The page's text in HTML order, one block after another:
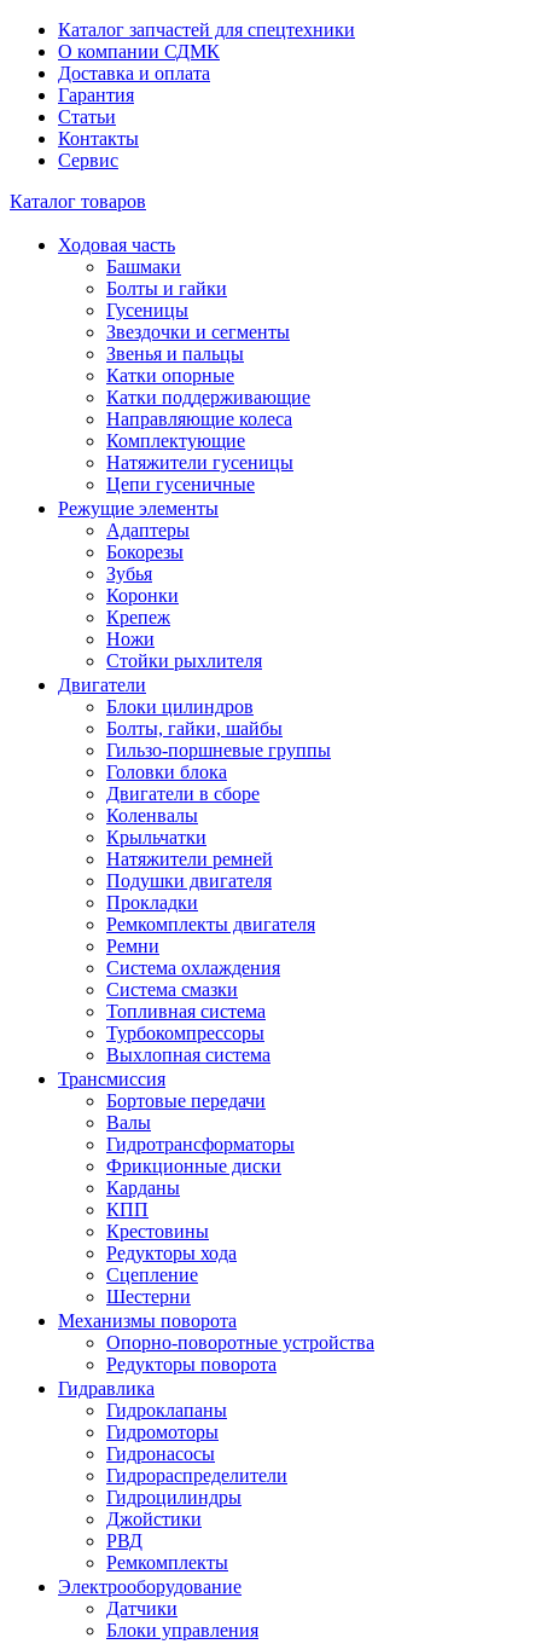
Каталог запчастей для спецтехники
О компании СДМК
Доставка и оплата
Гарантия
Статьи
Контакты
Сервис
Каталог товаров
Ходовая часть
Башмаки
Болты и гайки
Гусеницы
Звездочки и сегменты
Звенья и пальцы
Катки опорные
Катки поддерживающие
Направляющие колеса
Комплектующие
Натяжители гусеницы
Цепи гусеничные
Режущие элементы
Адаптеры
Бокорезы
Зубья
Коронки
Крепеж
Ножи
Стойки рыхлителя
Двигатели
Блоки цилиндров
Болты, гайки, шайбы
Гильзо-поршневые группы
Головки блока
Двигатели в сборе
Коленвалы
Крыльчатки
Натяжители ремней
Подушки двигателя
Прокладки
Ремкомплекты двигателя
Ремни
Система охлаждения
Система смазки
Топливная система
Турбокомпрессоры
Выхлопная система
Трансмиссия
Бортовые передачи
Валы
Гидротрансформаторы
Фрикционные диски
Карданы
КПП
Крестовины
Редукторы хода
Сцепление
Шестерни
Механизмы поворота
Опорно-поворотные устройства
Редукторы поворота
Гидравлика
Гидроклапаны
Гидромоторы
Гидронасосы
Гидрораспределители
Гидроцилиндры
Джойстики
РВД
Ремкомплекты
Электрооборудование
Датчики
Блоки управления